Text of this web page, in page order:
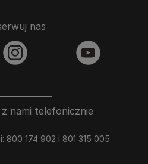
nami telefonicznie
800 174 902 i 801 315 005
nas
instagram youtube